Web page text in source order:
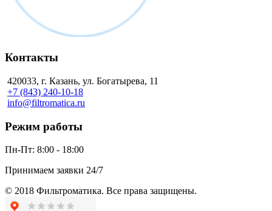
Контакты
420033, г. Казань, ул. Богатырева, 11
+7 (843) 240-10-18
info@filtromatica.ru
Режим работы
Пн-Пт: 8:00 - 18:00
Принимаем заявки 24/7
© 2018 Фильтроматика. Все права защищены.